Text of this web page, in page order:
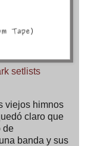
setlists
viejos himnos
claro que
de
banda y sus